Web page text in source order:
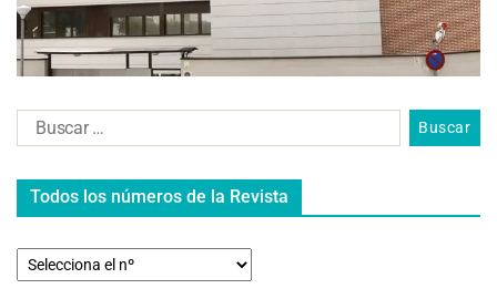
Todos los números de la Revista